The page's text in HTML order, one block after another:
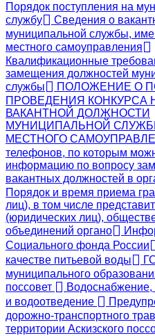
Порядок поступления на
службу
Сведения о
муниципальной службы,
местного самоуправления
Квалификационные
замещения должностей
службы
ПОЛОЖЕНИЕ О
ПРОВЕДЕНИЯ КОНКУРСА
ВАКАНТНОЙ ДОЛЖНОСТИ
МУНИЦИПАЛЬНОЙ
МЕСТНОГО
телефонов, по которым
информацию по вопросу
вакантных должностей в
Порядок и время приема
лиц), в том числе
(юридических лиц),
объединений органо
Социального фонда России
качестве питьевой воды
муниципального
поссовет
и водоотведение
дорожно-транспортного
территории Аскизского